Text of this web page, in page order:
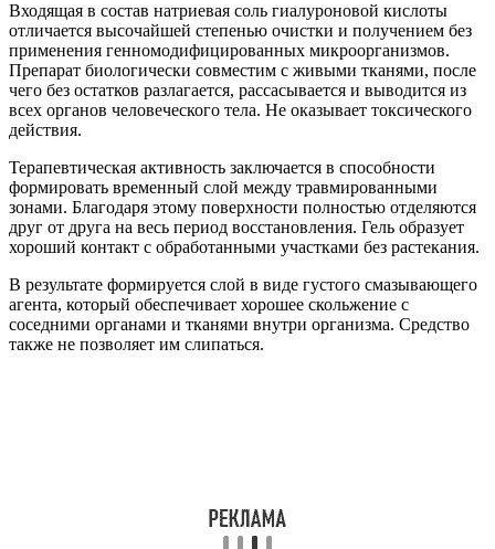
Входящая в состав натриевая соль гиалуроновой кислоты
отличается высочайшей степенью очистки и получением без
применения генномодифицированных микроорганизмов.
Препарат биологически совместим с живыми тканями, после
чего без остатков разлагается, рассасывается и выводится из
всех органов человеческого тела. Не оказывает токсического
действия.
Терапевтическая активность заключается в способности
формировать временный слой между травмированными
зонами. Благодаря этому поверхности полностью отделяются
друг от друга на весь период восстановления. Гель образует
хороший контакт с обработанными участками без растекания.
В результате формируется слой в виде густого смазывающего
агента, который обеспечивает хорошее скольжение с
соседними органами и тканями внутри организма. Средство
также не позволяет им слипаться.